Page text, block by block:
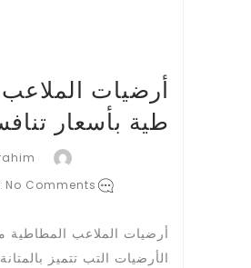
أرضيات
طية بأسعار
No Comments
أرضيات الملاعب المطاطية
الأرضيات التب تتميز